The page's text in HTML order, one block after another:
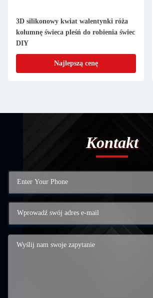
3D silikonowy kwiat walentynki róża
kolumnę świeca pleśń do robienia świec
DIY
Najlepszą cenę
Kontakt